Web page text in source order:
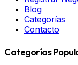
Blog
Categorías
Contacto
Categorías